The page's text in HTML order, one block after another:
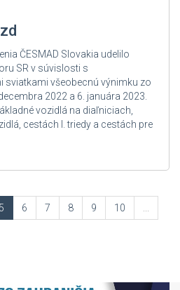
ČESMAD Slovakia udelilo
SR v súvislosti s
sviatkami všeobecnú výnimku zo
2022 a 6. januára 2023.
vozidlá na diaľniciach,
cestách I. triedy a cestách pre
5 6 7 8 9 10